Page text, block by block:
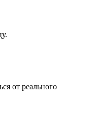
от реального